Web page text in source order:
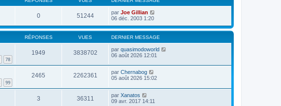
0 51244 par Joe Gillian
06 déc. 2003 1:20
RÉPONSES VUES DERNIER MESSAGE
78
1949 3838702 par quasimodoworld
06 août 2026 12:01
99
2465 2262361 par Chernabog
05 août 2026 15:02
3 36311 par Xanatos
09 avr. 2017 14:11